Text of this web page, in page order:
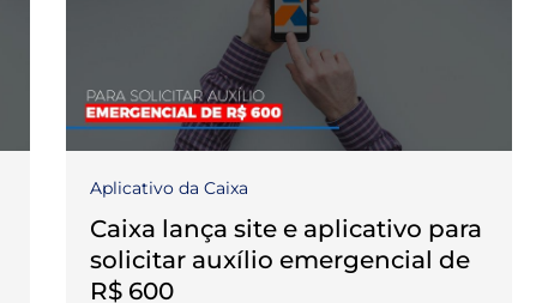
Aplicativo da Caixa
Caixa lança site e aplicativo para
solicitar auxílio emergencial de
R$ 600